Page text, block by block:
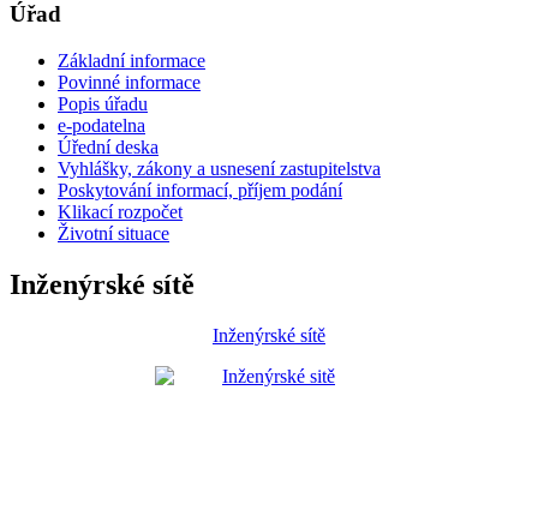
Úřad
Základní informace
Povinné informace
Popis úřadu
e-podatelna
Úřední deska
Vyhlášky, zákony a usnesení zastupitelstva
Poskytování informací, příjem podání
Klikací rozpočet
Životní situace
Inženýrské sítě
Inženýrské sítě